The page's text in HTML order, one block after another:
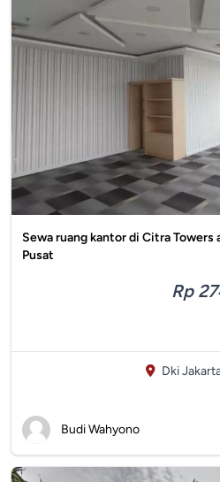
Sewa ruang kantor di Citra Towers
Pusat
Rp
Dki
Budi Wahyono